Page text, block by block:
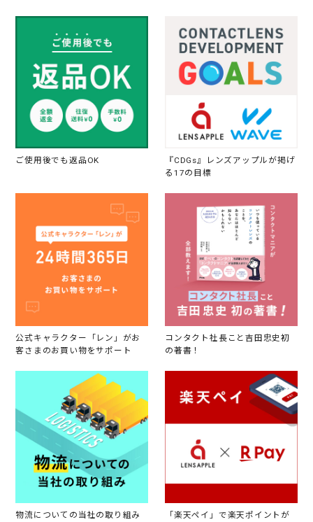
ご使用後でも返品OK
『CDGs』レンズアップルが掲げ
る17の目標
公式キャラクター「レン」がお
客さまのお買い物をサポート
コンタクト社長こと吉田忠史初
の著書！
物流についての当社の取り組み
「楽天ペイ」で楽天ポイントが